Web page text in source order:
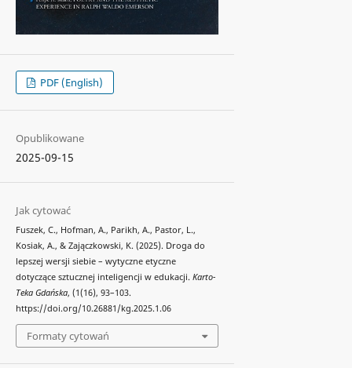
PDF (English)
Opublikowane
2025-09-15
Jak cytować
Fuszek, C., Hofman, A., Parikh, A., Pastor, L.,
Kosiak, A., & Zajączkowski, K. (2025). Droga do
lepszej wersji siebie – wytyczne etyczne
dotyczące sztucznej inteligencji w edukacji. Karto-
Teka Gdańska, (1(16), 93–103.
https://doi.org/10.26881/kg.2025.1.06
Formaty cytowań